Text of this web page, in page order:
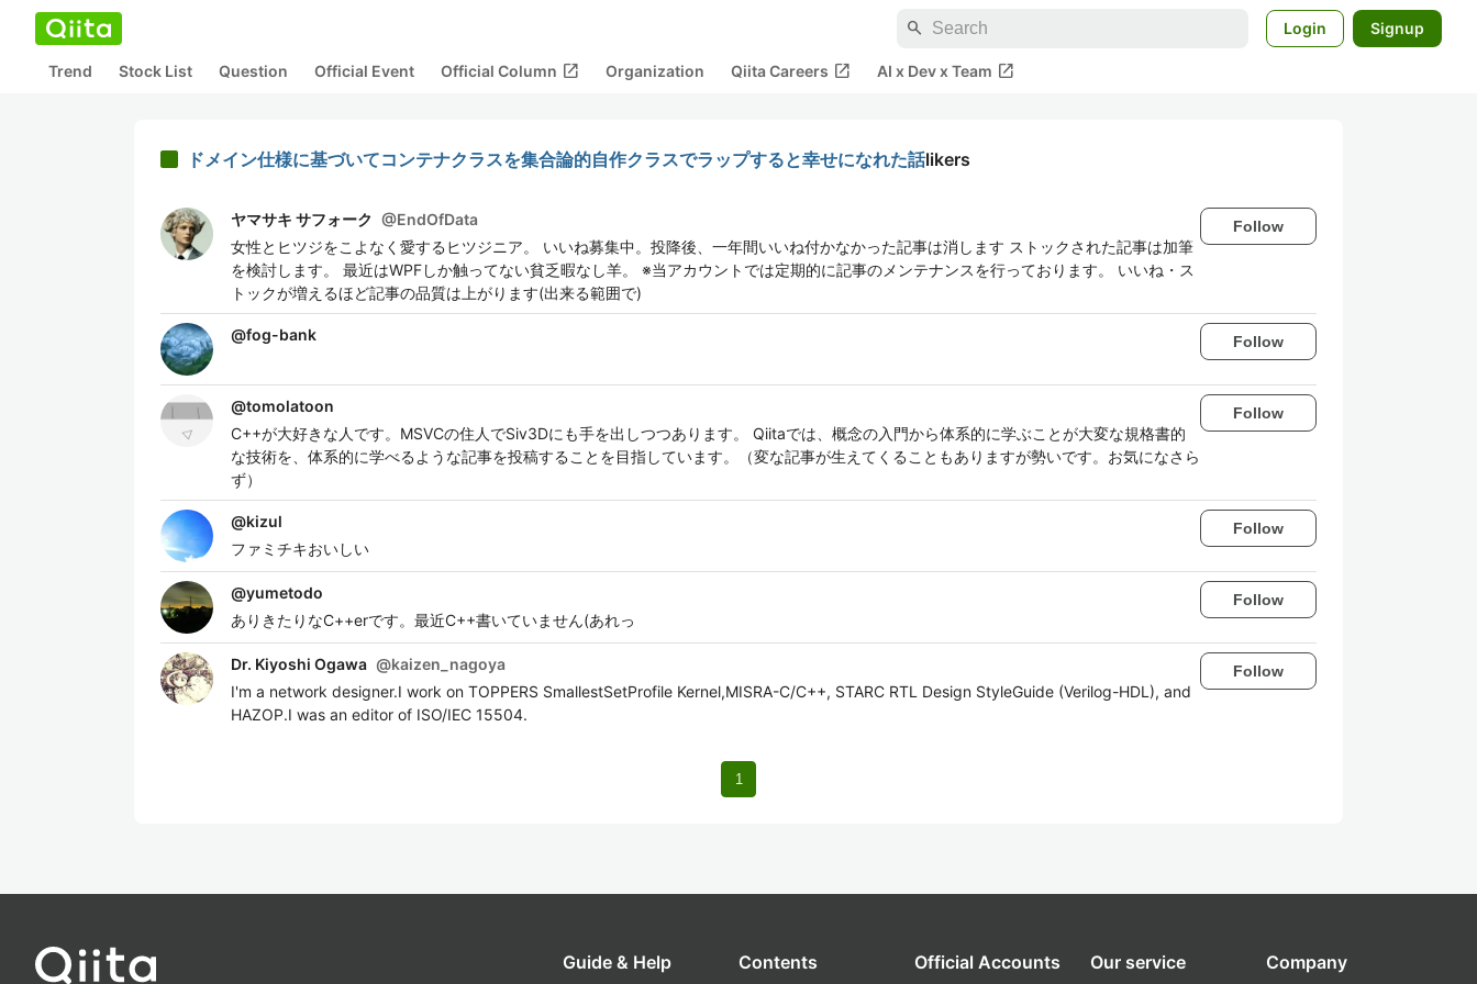
search Login Signup
Trend Stock List Question Official Event Official Column open_in_new Organization Qiita Careers open_in_new AI x Dev x Team open_in_new
ドメイン仕様に基づいてコンテナクラスを集合論的自作クラスでラップすると幸せになれた話likers
ヤマサキ サフォーク @EndOfData
女性とヒツジをこよなく愛するヒツジニア。 いいね募集中。投降後、一年間いいね付かなかった記事は消します ストックされた記事は加筆
を検討します。 最近はWPFしか触ってない貧乏暇なし羊。 ※当アカウントでは定期的に記事のメンテナンスを行っております。 いいね・ス
トックが増えるほど記事の品質は上がります(出来る範囲で)
Follow
@fog-bank Follow
@tomolatoon
C++が大好きな人です。MSVCの住人でSiv3Dにも手を出しつつあります。 Qiitaでは、概念の入門から体系的に学ぶことが大変な規格書的
な技術を、体系的に学べるような記事を投稿することを目指しています。（変な記事が生えてくることもありますが勢いです。お気になさら
ず）
Follow
@kizul
ファミチキおいしい
Follow
@yumetodo
ありきたりなC++erです。最近C++書いていません(あれっ
Follow
Dr. Kiyoshi Ogawa @kaizen_nagoya
I'm a network designer.I work on TOPPERS SmallestSetProfile Kernel,MISRA-C/C++, STARC RTL Design StyleGuide (Verilog-HDL), and
HAZOP.I was an editor of ISO/IEC 15504.
Follow
1
Guide & Help Contents Official Accounts Our service Company